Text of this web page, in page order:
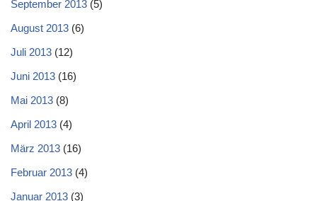
September 2013 (5)
August 2013 (6)
Juli 2013 (12)
Juni 2013 (16)
Mai 2013 (8)
April 2013 (4)
März 2013 (16)
Februar 2013 (4)
Januar 2013 (3)